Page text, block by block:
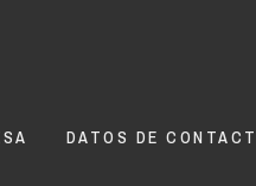
DATOS DE